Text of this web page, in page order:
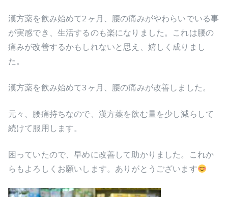
漢方薬を飲み始めて2ヶ月、腰の痛みがやわらいでいる事
が実感でき、生活するのも楽になりました。これは腰の
痛みが改善するかもしれないと思え、嬉しく成りまし
た。
漢方薬を飲み始めて3ヶ月、腰の痛みが改善しました。
元々、腰痛持ちなので、漢方薬を飲む量を少し減らして
続けて服用します。
困っていたので、早めに改善して助かりました。これか
らもよろしくお願いします。ありがとうございます